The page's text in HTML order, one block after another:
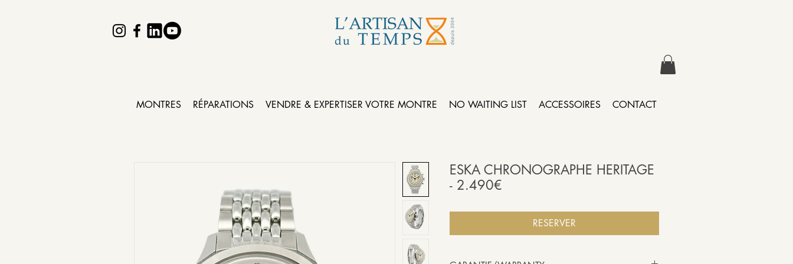
ESKA CHRONOGRAPHE HERITAGE
- 2.490€
RESERVER
MONTRES RÉPARATIONS VENDRE & EXPERTISER VOTRE MONTRE NO WAITING LIST ACCESSOIRES CONTACT